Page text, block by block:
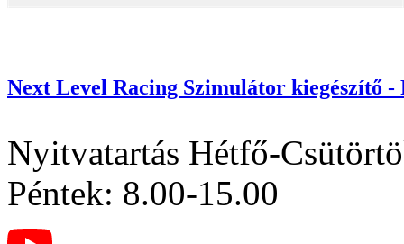
Next Level Racing Szimulátor kiegészítő
Nyitvatartás Hétfő-
Péntek: 8.00-15.00